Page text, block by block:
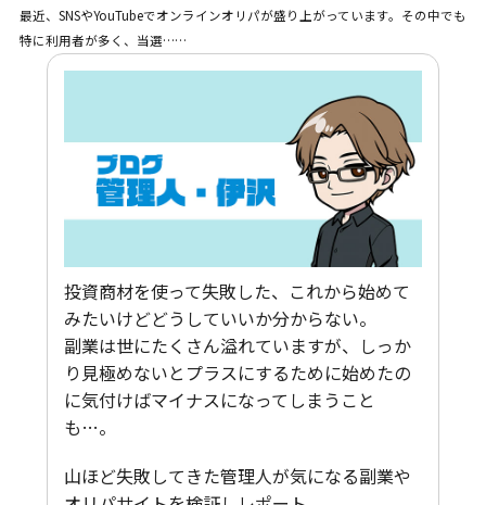
最近、SNSやYouTubeでオンラインオリパが盛り上がっています。その中でも
特に利用者が多く、当選……
投資商材を使って失敗した、これから始めて
みたいけどどうしていいか分からない。
副業は世にたくさん溢れていますが、しっか
り見極めないとプラスにするために始めたの
に気付けばマイナスになってしまうこと
も…。
山ほど失敗してきた管理人が気になる副業や